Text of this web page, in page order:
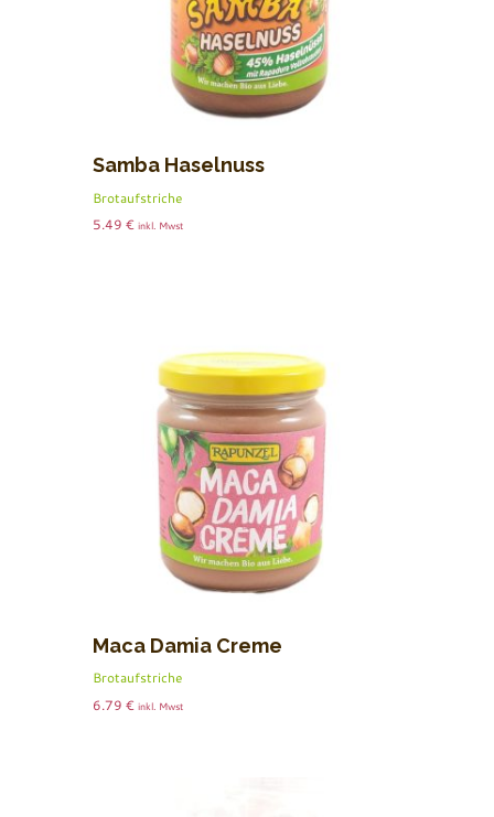
Samba Haselnuss
Brotaufstriche
5.49 € inkl. Mwst
Maca Damia Creme
Brotaufstriche
6.79 € inkl. Mwst